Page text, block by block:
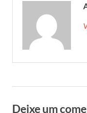
Deixe um